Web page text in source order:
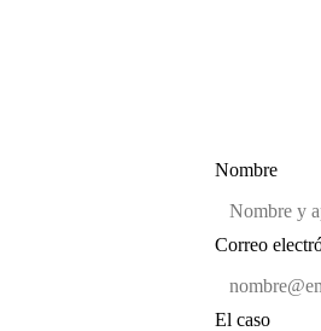
Nombre
Correo
El caso